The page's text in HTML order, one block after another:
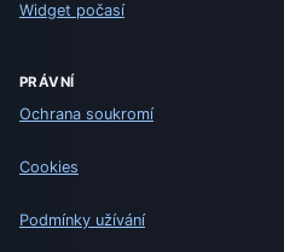
Widget počasí
PRÁVNÍ
Ochrana soukromí
Cookies
Podmínky užívání